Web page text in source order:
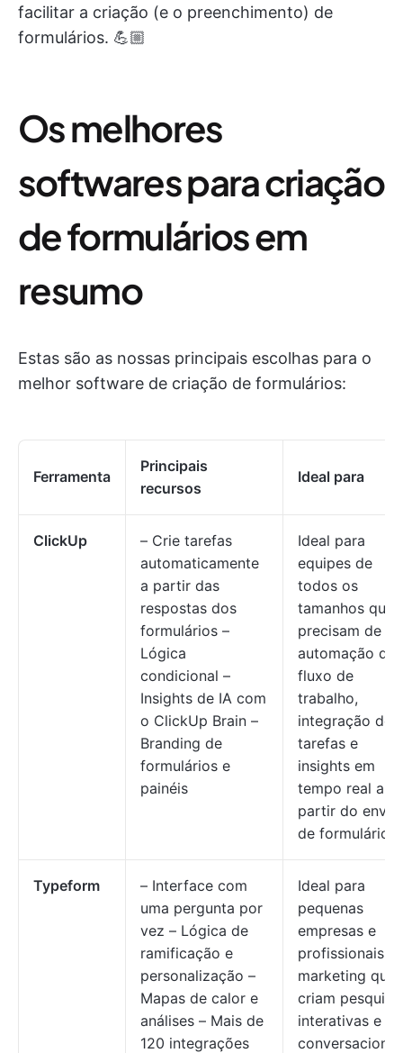
facilitar a criação (e o preenchimento) de
formulários. 💪🏼
Os melhores
softwares para criação
de formulários em
resumo
Estas são as nossas principais escolhas para o
melhor software de criação de formulários:
Ferramenta
Principais
recursos
Ideal para
ClickUp
– Crie tarefas
automaticamente
a partir das
respostas dos
formulários –
Lógica
condicional –
Insights de IA com
o ClickUp Brain –
Branding de
formulários e
painéis
Ideal para
equipes de
todos os
tamanhos que
precisam de
automação de
fluxo de
trabalho,
integração de
tarefas e
insights em
tempo real a
partir do envio
de formulários.
Typeform
– Interface com
uma pergunta por
vez – Lógica de
ramificação e
personalização –
Mapas de calor e
análises – Mais de
120 integrações
Ideal para
pequenas
empresas e
profissionais
marketing que
criam
interativas e